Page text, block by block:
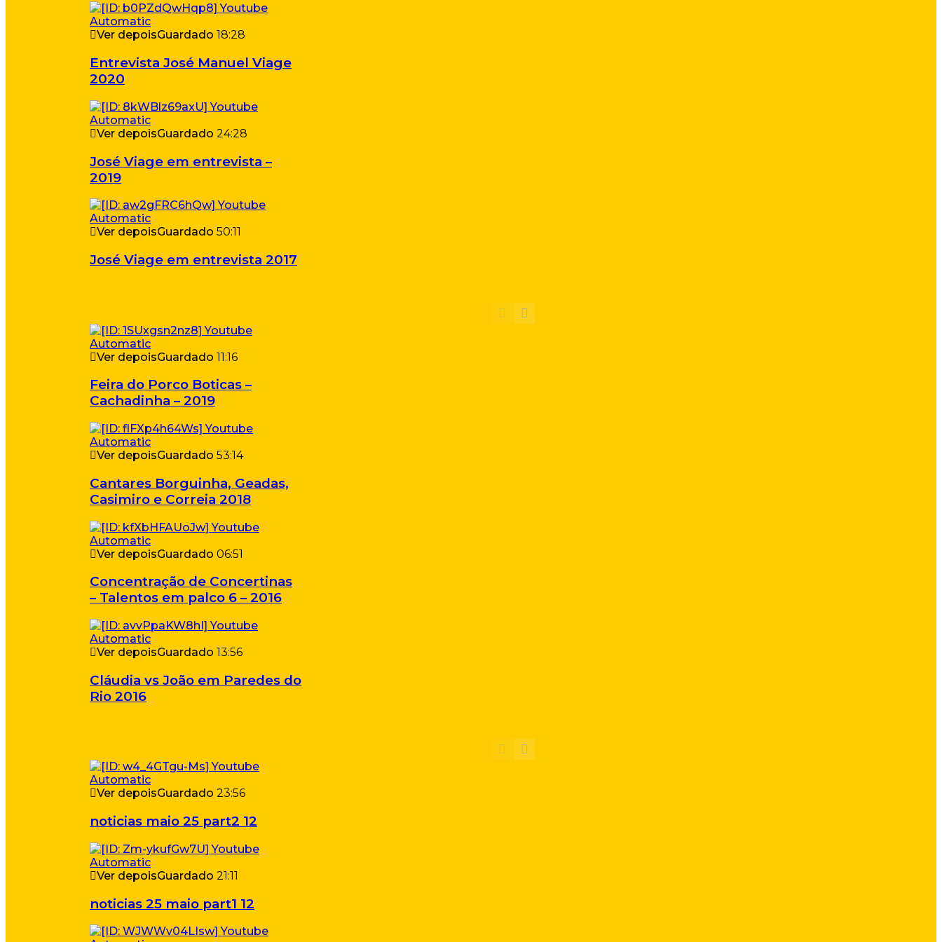
Ver depoisGuardado 18:28
Entrevista José Manuel Viage
2020
Ver depoisGuardado 24:28
José Viage em entrevista –
2019
Ver depoisGuardado 50:11
José Viage em entrevista 2017
Ver depoisGuardado 11:16
Feira do Porco Boticas –
Cachadinha – 2019
Ver depoisGuardado 53:14
Cantares Borguinha, Geadas,
Casimiro e Correia 2018
Ver depoisGuardado 06:51
Concentração de Concertinas
– Talentos em palco 6 – 2016
Ver depoisGuardado 13:56
Cláudia vs João em Paredes do
Rio 2016
Ver depoisGuardado 23:56
noticias maio 25 part2 12
Ver depoisGuardado 21:11
noticias 25 maio part1 12